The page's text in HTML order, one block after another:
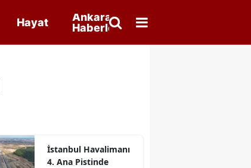
Hayat
Ankara
Haberleri
İstanbul Havalimanı
4. Ana Pistinde